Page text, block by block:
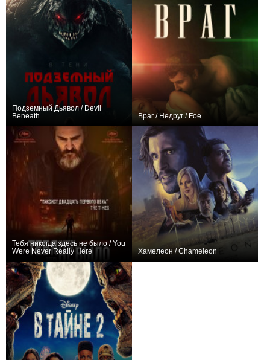
Подземный Дьявол / Devil
Beneath
Враг / Недруг / Foe
Тебя никогда здесь не было / You
Were Never Really Here
Хамелеон / Chameleon